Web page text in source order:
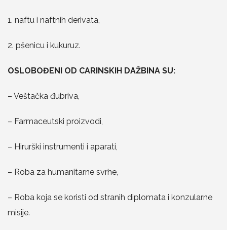
1. naftu i naftnih derivata,
2. pšenicu i kukuruz.
OSLOBOĐENI OD CARINSKIH DAŽBINA SU:
– Veštačka đubriva,
– Farmaceutski proizvodi,
– Hirurški instrumenti i aparati,
– Roba za humanitarne svrhe,
– Roba koja se koristi od stranih diplomata i konzularne
misije.